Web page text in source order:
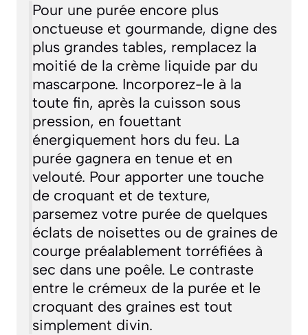
Pour une purée encore plus
onctueuse et gourmande, digne des
plus grandes tables, remplacez la
moitié de la crème liquide par du
mascarpone. Incorporez-le à la
toute fin, après la cuisson sous
pression, en fouettant
énergiquement hors du feu. La
purée gagnera en tenue et en
velouté. Pour apporter une touche
de croquant et de texture,
parsemez votre purée de quelques
éclats de noisettes ou de graines de
courge préalablement torréfiées à
sec dans une poêle. Le contraste
entre le crémeux de la purée et le
croquant des graines est tout
simplement divin.